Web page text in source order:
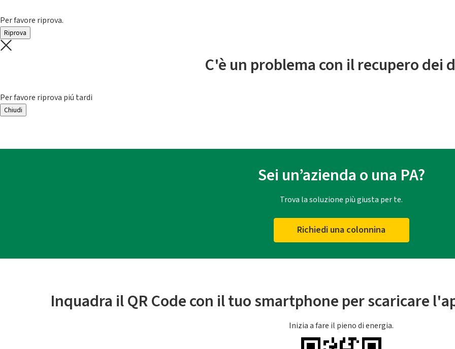
Per favore riprova.
Riprova
C'è un problema con il recupero dei
Per favore riprova piú tardi
Chiudi
Sei un’azienda o una PA?
Trova la soluzione più giusta per te.
Richiedi una colonnina
Inquadra il QR Code con il tuo smartphone per scaricare
Inizia a fare il pieno di energia.